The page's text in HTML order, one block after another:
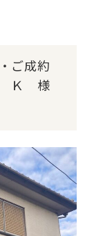
ご成約
Ｋ 様